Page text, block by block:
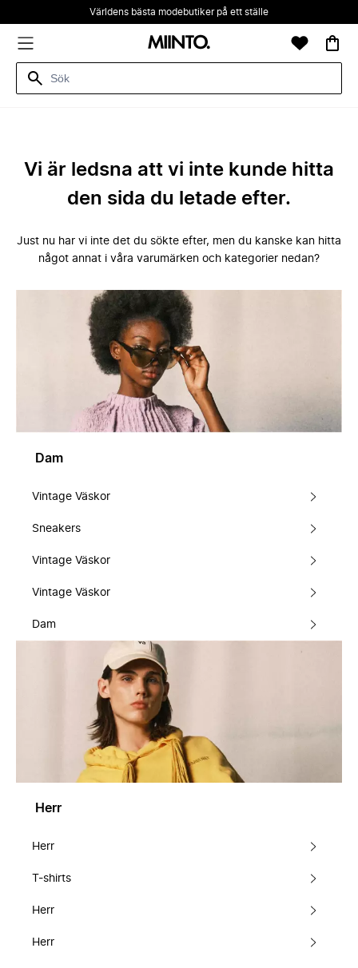
Världens bästa modebutiker på ett ställe
Vi är ledsna att vi inte kunde hitta
den sida du letade efter.
Just nu har vi inte det du sökte efter, men du kanske kan hitta
något annat i våra varumärken och kategorier nedan?
Dam
Vintage Väskor
Sneakers
Vintage Väskor
Vintage Väskor
Dam
Herr
Herr
T-shirts
Herr
Herr